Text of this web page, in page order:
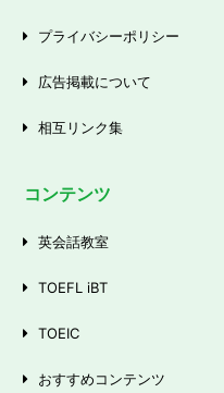
プライバシーポリシー
広告掲載について
相互リンク集
コンテンツ
英会話教室
TOEFL iBT
TOEIC
おすすめコンテンツ